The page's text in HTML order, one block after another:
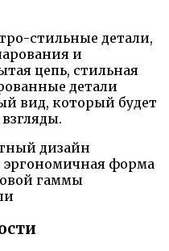
стильные детали,
и
цепь, стильная
детали
вид, который будет
дизайн
форма
гаммы